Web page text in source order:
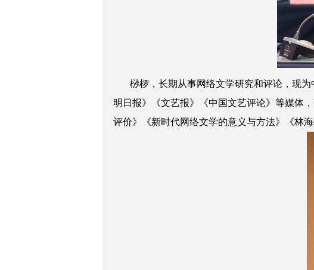
桫椤，长期从事网络文学研究和评论，现为
明日报》《文艺报》《中国文艺评论》等媒体
评价》《新时代网络文学的意义与方法》《林